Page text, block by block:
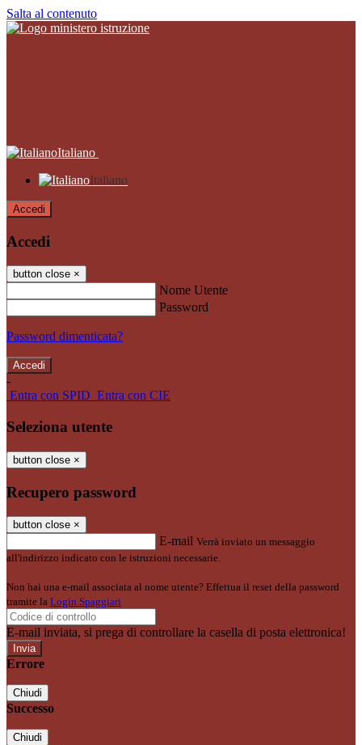
Salta al contenuto
Italiano
Italiano
Accedi
Accedi
button close ×
Nome Utente
Password
Password dimenticata?
-
Entra con SPID Entra con CIE
Seleziona utente
button close ×
Recupero password
button close ×
E-mail Verrà inviato un messaggio
all'indirizzo indicato con le istruzioni necessarie.
Non hai una e-mail associata al nome utente? Effettua il reset della password
tramite la Login Spaggiari
E-mail inviata, si prega di controllare la casella di posta elettronica!
Errore
Chiudi
Successo
Chiudi